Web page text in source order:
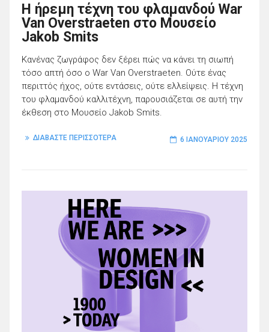
Η ήρεμη τέχνη του φλαμανδού War
Van Overstraeten στο Μουσείο
Jakob Smits
Κανένας ζωγράφος δεν ξέρει πώς να κάνει τη σιωπή
τόσο απτή όσο ο War Van Overstraeten. Ούτε ένας
περιττός ήχος, ούτε εντάσεις, ούτε ελλείψεις. Η τέχνη
του φλαμανδού καλλιτέχνη, παρουσιάζεται σε αυτή την
έκθεση στο Μουσείο Jakob Smits.
ΔΙΑΒΑΣΤΕ ΠΕΡΙΣΣΟΤΕΡΑ 6 ΙΑΝΟΥΑΡΊΟΥ 2025